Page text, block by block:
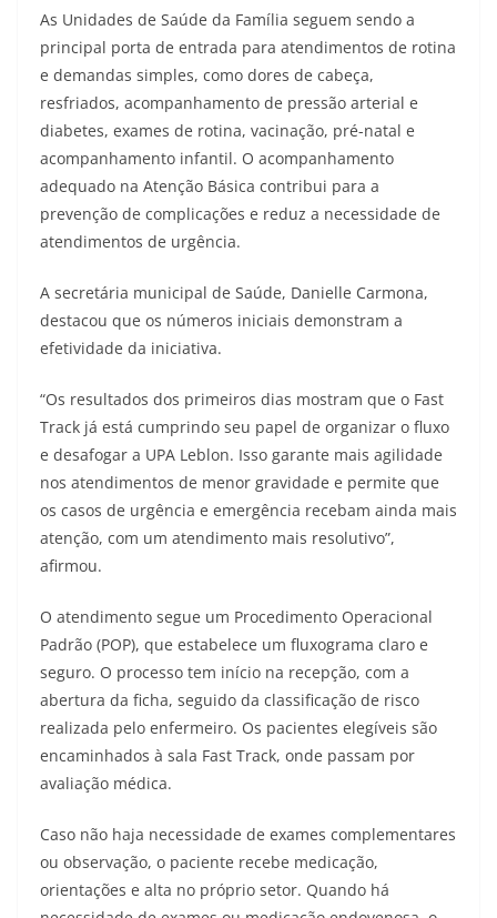
As Unidades de Saúde da Família seguem sendo a
principal porta de entrada para atendimentos de rotina
e demandas simples, como dores de cabeça,
resfriados, acompanhamento de pressão arterial e
diabetes, exames de rotina, vacinação, pré-natal e
acompanhamento infantil. O acompanhamento
adequado na Atenção Básica contribui para a
prevenção de complicações e reduz a necessidade de
atendimentos de urgência.
A secretária municipal de Saúde, Danielle Carmona,
destacou que os números iniciais demonstram a
efetividade da iniciativa.
“Os resultados dos primeiros dias mostram que o Fast
Track já está cumprindo seu papel de organizar o fluxo
e desafogar a UPA Leblon. Isso garante mais agilidade
nos atendimentos de menor gravidade e permite que
os casos de urgência e emergência recebam ainda mais
atenção, com um atendimento mais resolutivo”,
afirmou.
O atendimento segue um Procedimento Operacional
Padrão (POP), que estabelece um fluxograma claro e
seguro. O processo tem início na recepção, com a
abertura da ficha, seguido da classificação de risco
realizada pelo enfermeiro. Os pacientes elegíveis são
encaminhados à sala Fast Track, onde passam por
avaliação médica.
Caso não haja necessidade de exames complementares
ou observação, o paciente recebe medicação,
orientações e alta no próprio setor. Quando há